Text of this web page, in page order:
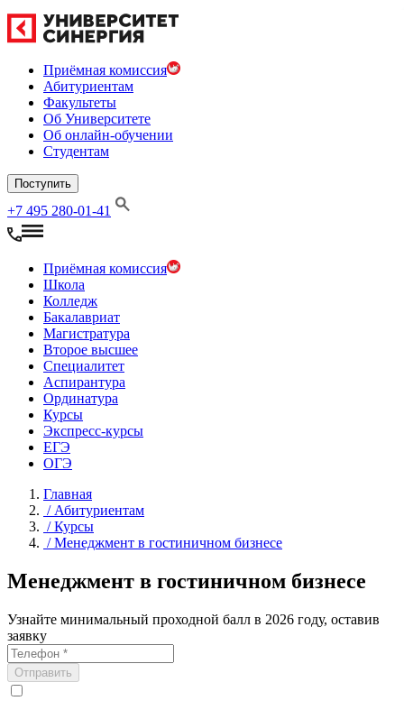
Приёмная комиссия
Абитуриентам
Факультеты
Об Университете
Об онлайн-обучении
Студентам
Поступить
+7 495 280-01-41
Приёмная комиссия
Школа
Колледж
Бакалавриат
Магистратура
Второе высшее
Специалитет
Аспирантура
Ординатура
Курсы
Экспресс-курсы
ЕГЭ
ОГЭ
Главная
/Абитуриентам
/Курсы
/Менеджмент в гостиничном бизнесе
Менеджмент в гостиничном бизнесе
Узнайте минимальный проходной балл в 2026 году, оставив
заявку
Отправить